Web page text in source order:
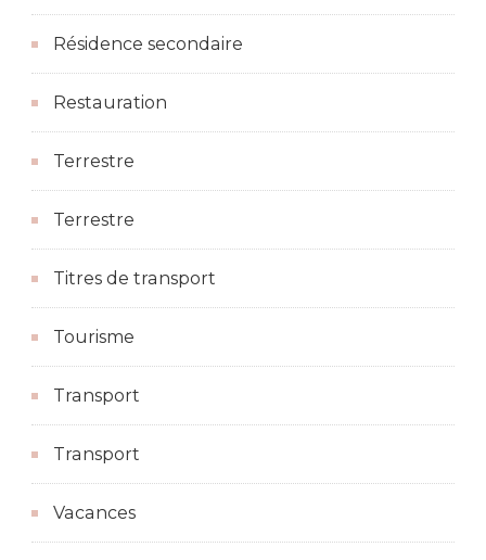
Résidence secondaire
Restauration
Terrestre
Terrestre
Titres de transport
Tourisme
Transport
Transport
Vacances